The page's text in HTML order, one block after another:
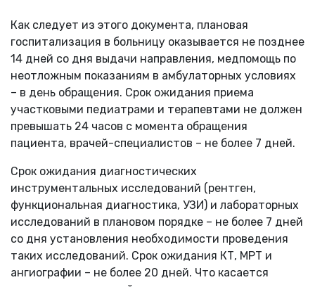
Как следует из этого документа, плановая
госпитализация в больницу оказывается не позднее
14 дней со дня выдачи направления, медпомощь по
неотложным показаниям в амбулаторных условиях
– в день обращения. Срок ожидания приема
участковыми педиатрами и терапевтами не должен
превышать 24 часов с момента обращения
пациента, врачей-специалистов – не более 7 дней.
Срок ожидания диагностических
инструментальных исследований (рентген,
функциональная диагностика, УЗИ) и лабораторных
исследований в плановом порядке – не более 7 дней
со дня установления необходимости проведения
таких исследований. Срок ожидания КТ, МРТ и
ангиографии – не более 20 дней. Что касается